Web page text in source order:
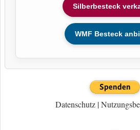
Silberbesteck
WMF Besteck
Datenschutz |